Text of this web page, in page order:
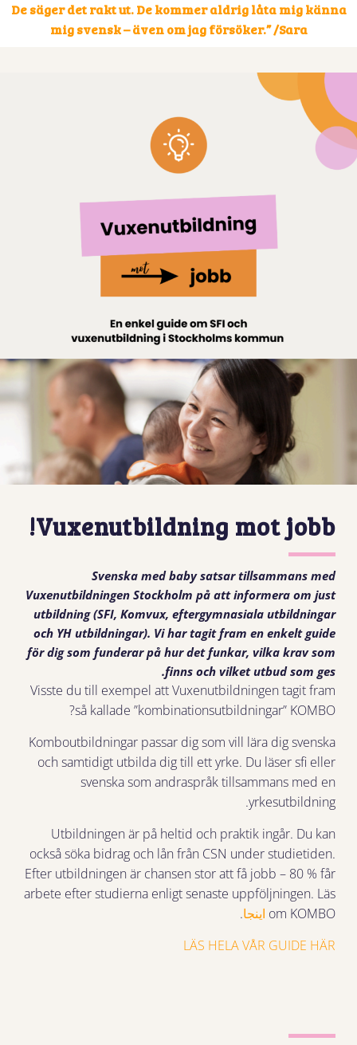
De säger det rakt ut.De kommer aldrig låta mig känna
mig svensk – även om jag försöker.” /Sara
Vuxenutbildning mot jobb!
Svenska med baby satsar tillsammans med
Vuxenutbildningen Stockholm på att informera om just
utbildning (SFI, Komvux, eftergymnasiala utbildningar
och YH utbildningar). Vi har tagit fram en enkelt guide
för dig som funderar på hur det funkar, vilka krav som
finns och vilket utbud som ges.
Visste du till exempel att Vuxenutbildningen tagit fram
så kallade ”kombinationsutbildningar” KOMBO?
Komboutbildningar passar dig som vill lära dig svenska
och samtidigt utbilda dig till ett yrke. Du läser sfi eller
svenska som andraspråk tillsammans med en
yrkesutbildning.
Utbildningen är på heltid och praktik ingår. Du kan
också söka bidrag och lån från CSN under studietiden.
Efter utbildningen är chansen stor att få jobb – 80 % får
arbete efter studierna enligt senaste uppföljningen. Läs
om KOMBO اینجا.
LÄS HELA VÅR GUIDE HÄR